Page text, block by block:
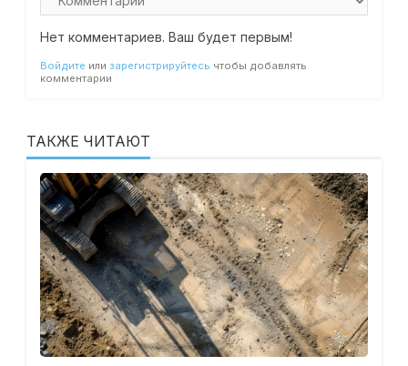
Нет комментариев. Ваш будет первым!
Войдите или зарегистрируйтесь чтобы добавлять
комментарии
ТАКЖЕ ЧИТАЮТ